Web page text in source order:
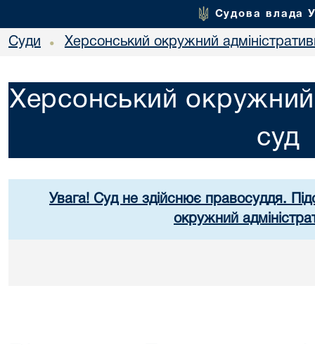
Судова влада
Суди • Херсонський окружний
Херсонський окружний
суд
Увага! Суд не здійснює правосуддя.
окружний